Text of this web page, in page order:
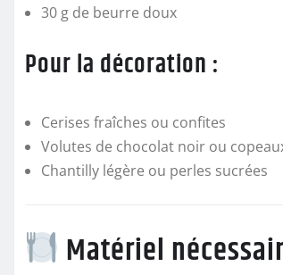
30 g de beurre doux
Pour la décoration :
Cerises fraîches ou confites
Volutes de chocolat noir ou
Chantilly légère ou perles sucrées
Matériel